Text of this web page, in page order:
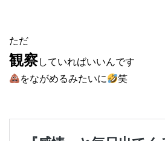
ただ
観察していればいいんです
をながめるみたいに
笑